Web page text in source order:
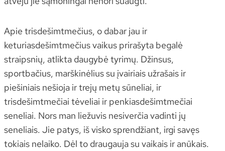
Apie trisdešimtmečius, o dabar jau ir
keturiasdešimtmečius vaikus prirašyta begalė
straipsnių, atlikta daugybė tyrimų. Džinsus,
sportbačius, marškinėlius su įvairiais užrašais ir
piešiniais nešioja ir trejų metų sūneliai, ir
trisdešimtmečiai tėveliai ir penkiasdešimtmečiai
seneliai. Nors man liežuvis nesiverčia vadinti jų
seneliais. Jie patys, iš visko sprendžiant, irgi savęs
tokiais nelaiko. Dėl to draugauja su vaikais ir anūkais.